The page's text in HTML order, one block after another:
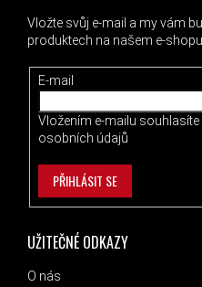
UŽITEČNÉ ODKAZY
O nás
Vložte svůj e-mail a my vám
produktech na našem e-shopu.
E-mail
Vložením e-mailu souhlasíte
osobních údajů
PŘIHLÁSIT SE